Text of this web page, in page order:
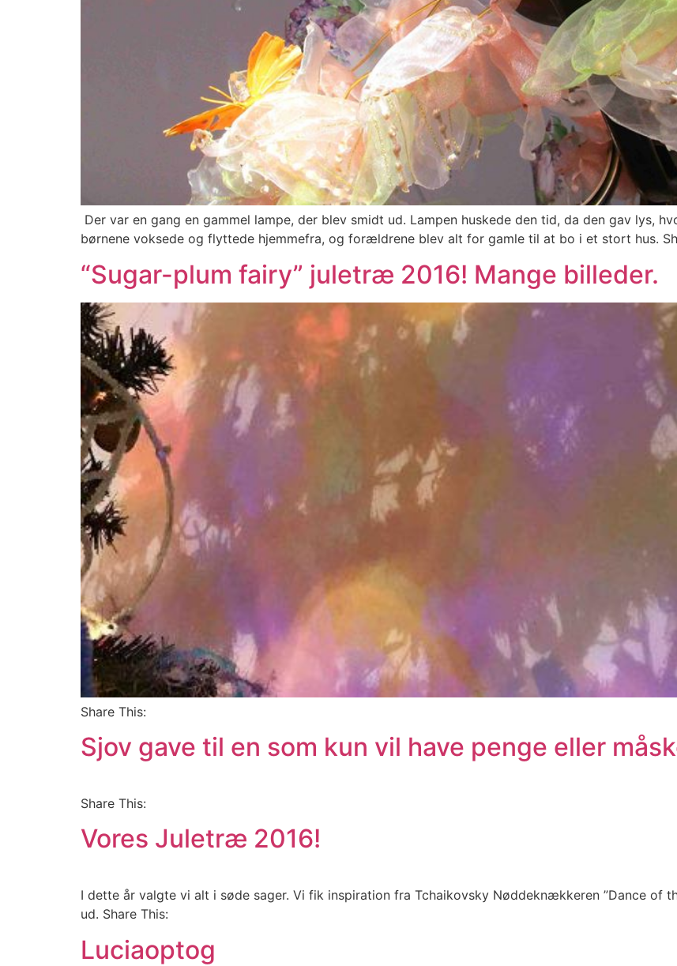
Der var en gang en gammel lampe, der blev smidt ud. Lampen huskede den tid, da den gav lys,
børnene voksede og flyttede hjemmefra, og forældrene blev alt for gamle til at bo i et stort hus.
“Sugar-plum fairy” juletræ 2016! Mange billeder.
Share This:
Sjov gave til en som kun vil have penge eller
Share This:
Vores Juletræ 2016!
I dette år valgte vi alt i søde sager. Vi fik inspiration fra Tchaikovsky Nøddeknækkeren ”Dance of
ud. Share This:
Luciaoptog